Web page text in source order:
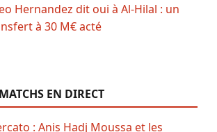
Hernandez dit oui à Al-Hilal : un
à 30 M€ acté
EN DIRECT
: Anis Hadj Moussa et les